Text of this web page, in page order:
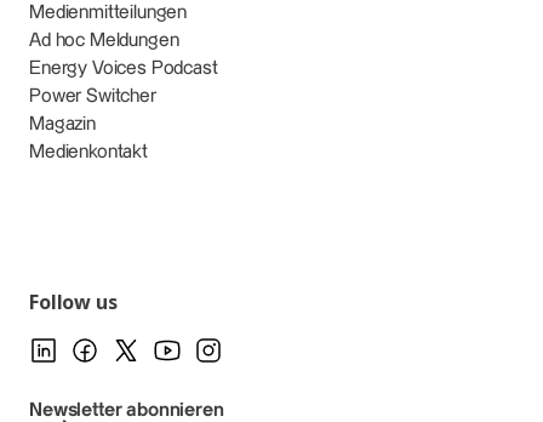
Medienmitteilungen
Ad hoc Meldungen
Energy Voices Podcast
Power Switcher
Magazin
Medienkontakt
Follow us
Newsletter abonnieren